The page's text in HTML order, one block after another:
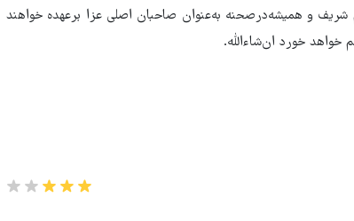
و همیشه‌درصحنه به‌عنوان صاحبان اصلی عزا برعهده خواهند
خورد ان‌شاءالله.